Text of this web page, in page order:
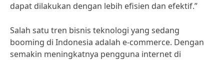
dapat dilakukan dengan lebih efisien dan efektif.”
Salah satu tren bisnis teknologi yang sedang
booming di Indonesia adalah e-commerce. Dengan
semakin meningkatnya pengguna internet di